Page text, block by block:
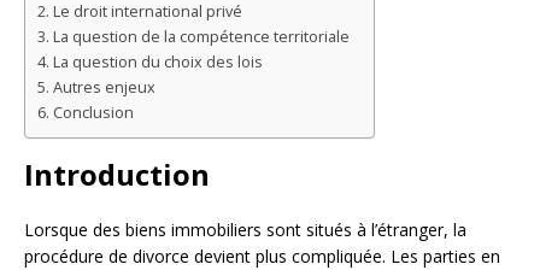
Le droit international privé
La question de la compétence territoriale
La question du choix des lois
Autres enjeux
Conclusion
Introduction
Lorsque des biens immobiliers sont situés à l’étranger, la
procédure de divorce devient plus compliquée. Les parties en